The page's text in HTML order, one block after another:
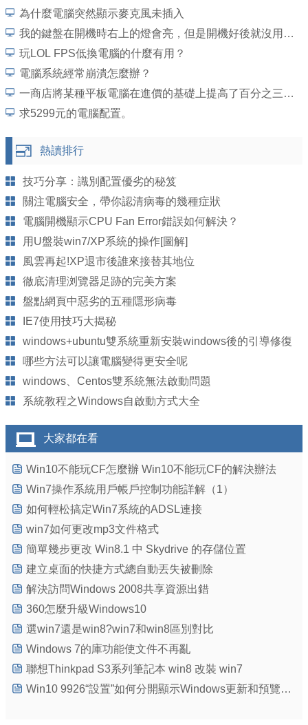
為什麼電腦突然顯示麥克風未插入
我的鍵盤在開機時右上的燈會亮，但是開機好後就沒用了，重開電腦也一樣，並且不是鍵盤
玩LOL FPS低換電腦的什麼有用？
電腦系統經常崩潰怎麼辦？
一商店將某種平板電腦在進價的基礎上提高了百分之三十五標價，然後打出 九折酬賓，外
求5299元的電腦配置。
熱讀排行
技巧分享：識別配置優劣的秘笈
關注電腦安全，帶你認清病毒的幾種症狀
電腦開機顯示CPU Fan Error錯誤如何解決？
用U盤裝win7/XP系統的操作[圖解]
風雲再起!XP退市後誰來接替其地位
徹底清理浏覽器足跡的完美方案
盤點網頁中惡劣的五種隱形病毒
IE7使用技巧大揭秘
windows+ubuntu雙系統重新安裝windows後的引導修復
哪些方法可以讓電腦變得更安全呢
windows、Centos雙系統無法啟動問題
系統教程之Windows自啟動方式大全
大家都在看
Win10不能玩CF怎麼辦 Win10不能玩CF的解決辦法
Win7操作系統用戶帳戶控制功能詳解（1）
如何輕松搞定Win7系統的ADSL連接
win7如何更改mp3文件格式
簡單幾步更改 Win8.1 中 Skydrive 的存儲位置
建立桌面的快捷方式總自動丟失被刪除
解決訪問Windows 2008共享資源出錯
360怎麼升級Windows10
選win7還是win8?win7和win8區別對比
Windows 7的庫功能使文件不再亂
聯想Thinkpad S3系列筆記本 win8 改裝 win7
Win10 9926“設置”如何分開顯示Windows更新和預覽版本